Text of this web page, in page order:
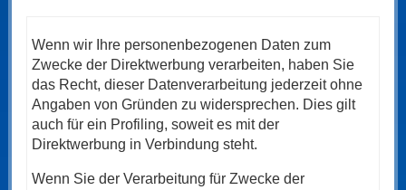
Wenn wir Ihre personenbezogenen Daten zum
Zwecke der Direktwerbung verarbeiten, haben Sie
das Recht, dieser Datenverarbeitung jederzeit ohne
Angaben von Gründen zu widersprechen. Dies gilt
auch für ein Profiling, soweit es mit der
Direktwerbung in Verbindung steht.
Wenn Sie der Verarbeitung für Zwecke der